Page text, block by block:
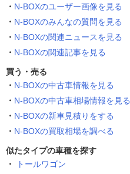
N-BOXのユーザー画像を見る
N-BOXのみんなの質問を見る
N-BOXの関連ニュースを見る
N-BOXの関連記事を見る
買う・売る
N-BOXの中古車情報を見る
N-BOXの中古車相場情報を見る
N-BOXの新車見積りをする
N-BOXの買取相場を調べる
似たタイプの車種を探す
トールワゴン